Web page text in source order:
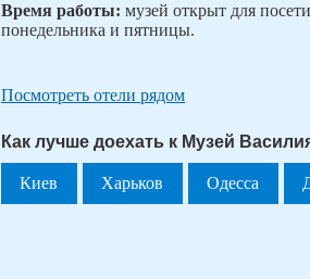
Время работы: музей открыт для
понедельника и пятницы.
Посмотреть отели рядом
Как лучше доехать к Музей
Киев Харьков Одесса